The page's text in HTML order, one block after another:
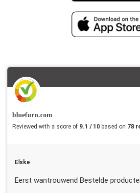
bluefurn.com
Reviewed with a score of 9.1 / 10 based on 78
Elske
Eerst wantrouwend Bestelde